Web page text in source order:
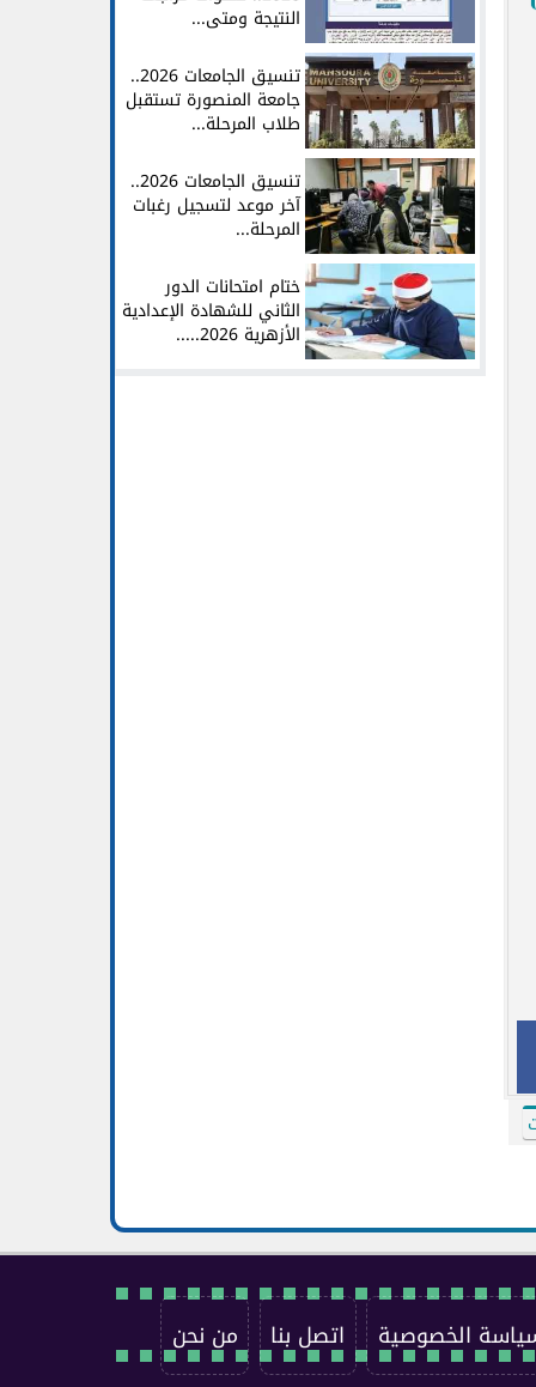
النتيجة ومتى...
تنسيق الجامعات 2026..
جامعة المنصورة تستقبل
طلاب المرحلة...
تنسيق الجامعات 2026..
آخر موعد لتسجيل رغبات
المرحلة...
ختام امتحانات الدور
الثاني للشهادة الإعدادية
الأزهرية 2026.....
الخصوصية اتصل بنا من نحن